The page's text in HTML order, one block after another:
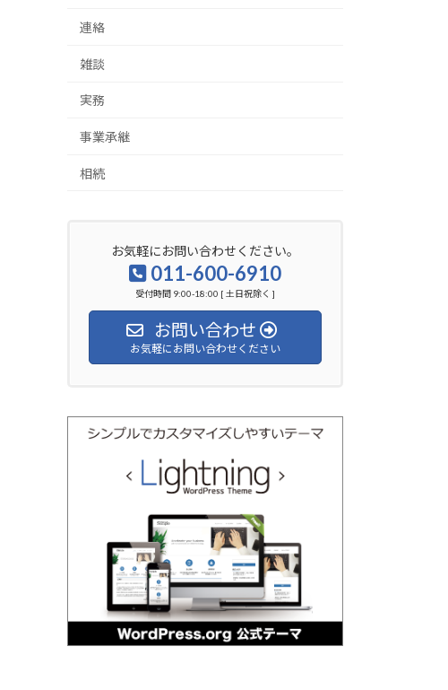
連絡
雑談
実務
事業承継
相続
お気軽にお問い合わせください。
011-600-6910
受付時間 9:00-18:00 [ 土日祝除く ]
お問い合わせ
お気軽にお問い合わせください